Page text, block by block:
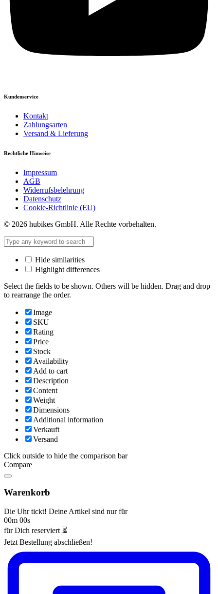
Kundenservice
Kontakt
Zahlungsarten
Versand & Lieferung
Rechtliche Hinweise
Impressum
AGB
Widerrufsbelehrung
Datenschutz
Cookie-Richtlinie (EU)
© 2026 hubikes GmbH. Alle Rechte vorbehalten.
Hide similarities
Highlight differences
Select the fields to be shown. Others will be hidden. Drag and drop
to rearrange the order.
Image
SKU
Rating
Price
Stock
Availability
Add to cart
Description
Content
Weight
Dimensions
Additional information
Verkauft
Versand
Click outside to hide the comparison bar
Compare
Warenkorb
Die Uhr tickt! Deine Artikel sind nur für
00m 00s
für Dich reserviert ⏳
Jetzt Bestellung abschließen!